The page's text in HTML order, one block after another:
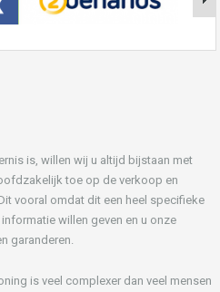
is, willen wij u altijd bijstaan met
toe op de verkoop en
vooral omdat dit een heel specifieke
willen geven en u onze
garanderen.
is veel complexer dan veel mensen